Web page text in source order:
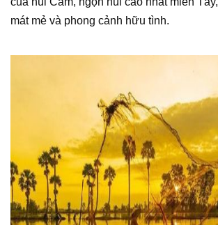
mát mẻ và phong cảnh hữu tình.